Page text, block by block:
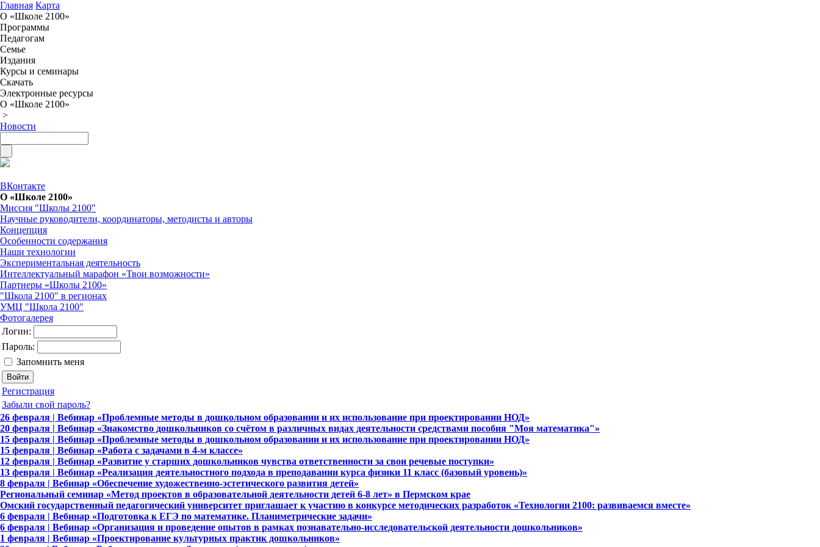
Главная Карта
О «Школе 2100»
Программы
Педагогам
Семье
Издания
Курсы и семинары
Скачать
Электронные ресурсы
О «Школе 2100»
>
Новости
ВКонтакте
О «Школе 2100»
Миссия "Школы 2100"
Научные руководители, координаторы, методисты и авторы
Концепция
Особенности содержания
Наши технологии
Экспериментальная деятельность
Интеллектуальный марафон «Твои возможности»
Партнеры «Школы 2100»
"Школа 2100" в регионах
УМЦ "Школа 2100"
Фотогалерея
Логин:
Пароль:
Запомнить меня
Регистрация
Забыли свой пароль?
26 февраля | Вебинар «Проблемные методы в дошкольном образовании и их использование при проектировании НОД»
20 февраля | Вебинар «Знакомство дошкольников со счётом в различных видах деятельности средствами пособия "Моя математика"»
15 февраля | Вебинар «Проблемные методы в дошкольном образовании и их использование при проектировании НОД»
15 февраля | Вебинар «Работа с задачами в 4-м классе»
12 февраля | Вебинар «Развитие у старших дошкольников чувства ответственности за свои речевые поступки»
13 февраля | Вебинар «Реализация деятельностного подхода в преподавании курса физики 11 класс (базовый уровень)»
8 февраля | Вебинар «Обеспечение художественно-эстетического развития детей»
Региональный семинар «Метод проектов в образовательной деятельности детей 6-8 лет» в Пермском крае
Омский государственный педагогический университет приглашает к участию в конкурсе методических разработок «Технологии 2100: развиваемся вместе»
6 февраля | Вебинар «Подготовка к ЕГЭ по математике. Планиметрические задачи»
6 февраля | Вебинар «Организация и проведение опытов в рамках познавательно-исследовательской деятельности дошкольников»
1 февраля | Вебинар «Проектирование культурных практик дошкольников»